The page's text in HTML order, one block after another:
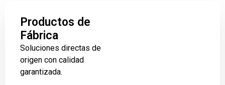
Productos de
Fábrica
Soluciones directas de
origen con calidad
garantizada.